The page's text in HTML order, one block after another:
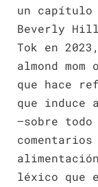
un capítulo
Beverly
Tok en
almond
que hace
que induce
—sobre
léxico que